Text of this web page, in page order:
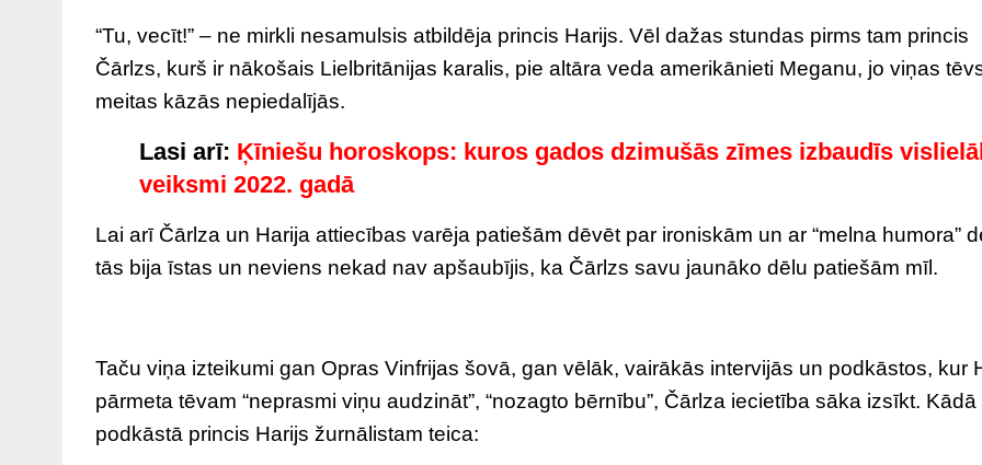
“Tu, vecīt!” – ne mirkli nesamulsis atbildēja princis Harijs. Vēl dažas stundas pirms tam princis
Čārlzs, kurš ir nākošais Lielbritānijas karalis, pie altāra veda amerikānieti Meganu, jo viņas
meitas kāzās nepiedalījās.
Lasi arī: Ķīniešu horoskops: kuros gados dzimušās zīmes izbaudīs
veiksmi 2022. gadā
Lai arī Čārlza un Harija attiecības varēja patiešām dēvēt par ironiskām un ar “melna humora”
tās bija īstas un neviens nekad nav apšaubījis, ka Čārlzs savu jaunāko dēlu patiešām mīl.
Taču viņa izteikumi gan Opras Vinfrijas šovā, gan vēlāk, vairākās intervijās un podkāstos, kur
pārmeta tēvam “neprasmi viņu audzināt”, “nozagto bērnību”, Čārlza iecietība sāka izsīkt. Kādā
podkāstā princis Harijs žurnālistam teica: